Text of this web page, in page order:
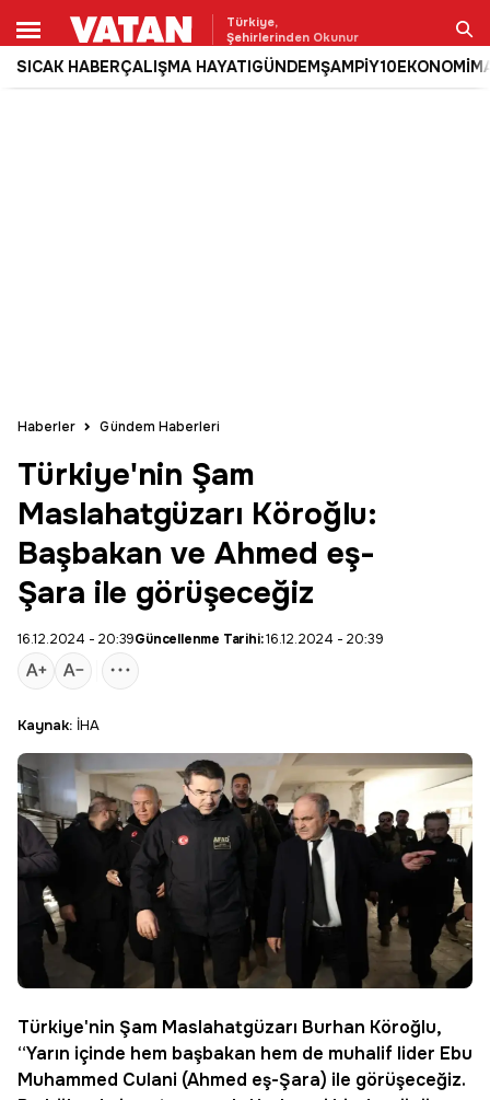
Türkiye,
Şehirlerinden Okunur
SICAK HABERÇALIŞMA HAYATIGÜNDEMŞAMPİY10EKONOMİ
Ara
Haberler Gündem Haberleri
Türkiye'nin Şam
Maslahatgüzarı Köroğlu:
Başbakan ve Ahmed eş-
Şara ile görüşeceğiz
16.12.2024 - 20:39Güncellenme Tarihi:16.12.2024 - 20:39
Kaynak: İHA
Türkiye'nin Şam Maslahatgüzarı Burhan Köroğlu,
“Yarın içinde hem başbakan hem de muhalif lider Ebu
Muhammed Culani (Ahmed eş-Şara) ile görüşeceğiz.